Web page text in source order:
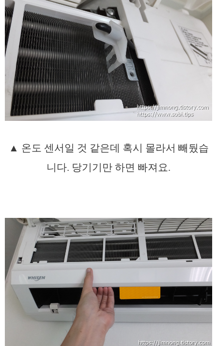
▲ 온도 센서일 것 같은데 혹시 몰라서 빼뒀습
니다. 당기기만 하면 빠져요.